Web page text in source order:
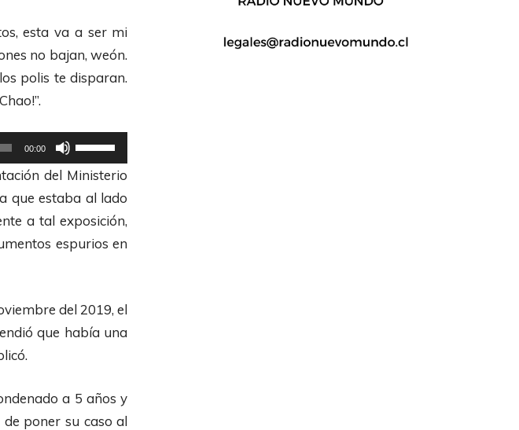
h
a
s
r
i
a
j
a
r
esta va a ser mi
no bajan, weón.
polis te disparan.
00:00
U
t
i
l
a
e
c
del Ministerio
que estaba al lado
a tal exposición,
espurios en
del 2019, el
que había una
a 5 años y
poner su caso al